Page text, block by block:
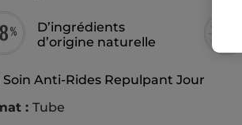
D’ingrédients
d’origine naturelle
Soin Anti-Rides Repulpant Jour
: Tube